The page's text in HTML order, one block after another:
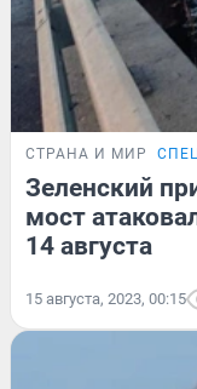
СТРАНА И МИР
Зеленский
мост
14 августа
15 августа, 2023, 00:15